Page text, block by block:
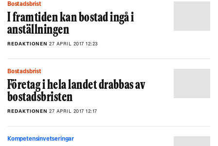
Bostadsbrist
I framtiden kan bostad ingå i
anställningen
REDAKTIONEN 27 APRIL 2017 12:23
Bostadsbrist
Företag i hela landet drabbas av
bostadsbristen
REDAKTIONEN 27 APRIL 2017 12:17
Kompetensinvetseringar